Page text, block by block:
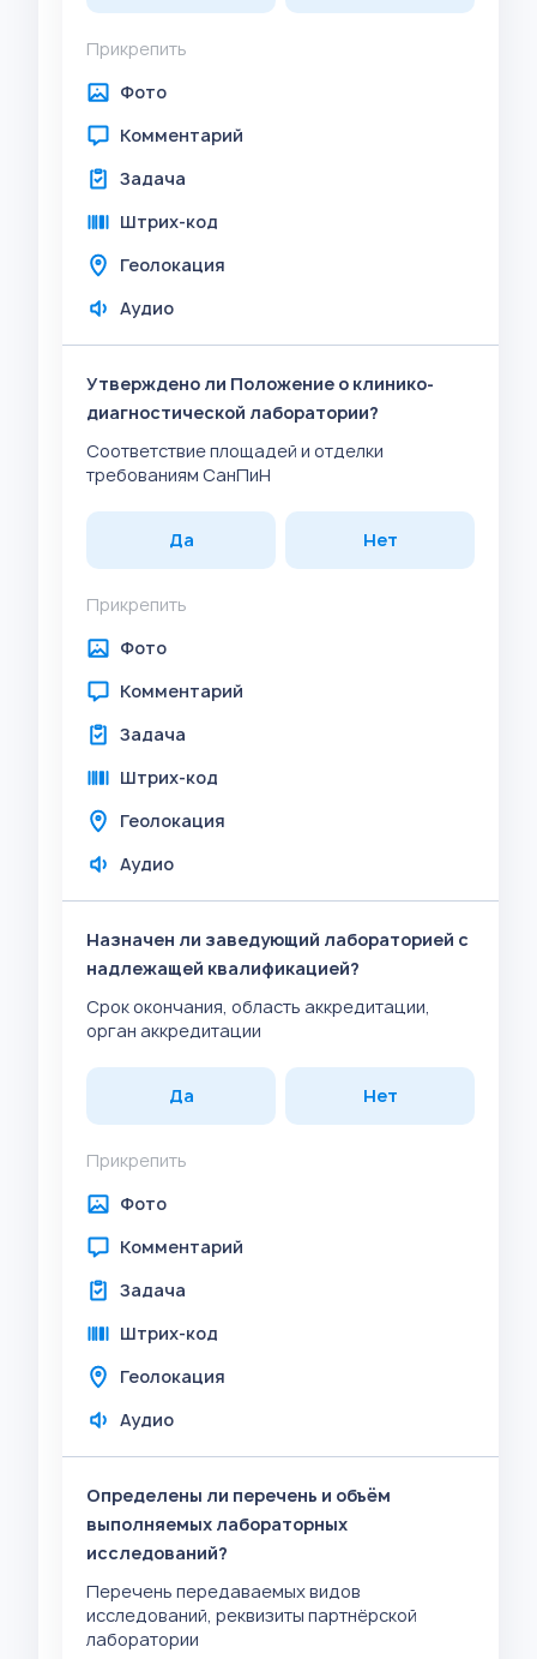
Прикрепить
Фото
Комментарий
Задача
Штрих-код
Геолокация
Аудио
Утверждено ли Положение о клинико-
диагностической лаборатории?
Соответствие площадей и отделки
требованиям СанПиН
Да Нет
Прикрепить
Фото
Комментарий
Задача
Штрих-код
Геолокация
Аудио
Назначен ли заведующий лабораторией с
надлежащей квалификацией?
Срок окончания, область аккредитации,
орган аккредитации
Да Нет
Прикрепить
Фото
Комментарий
Задача
Штрих-код
Геолокация
Аудио
Определены ли перечень и объём
выполняемых лабораторных
исследований?
Перечень передаваемых видов
исследований, реквизиты партнёрской
лаборатории